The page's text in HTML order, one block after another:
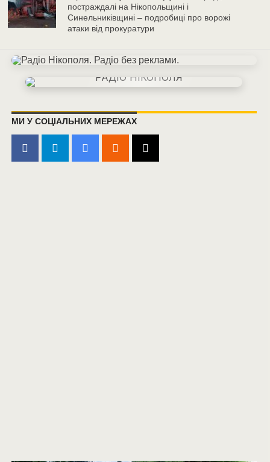
постраждалі на Нікопольщині і
Синельниківщині – подробиці про ворожі
атаки від прокуратури
МИ У СОЦІАЛЬНИХ МЕРЕЖАХ